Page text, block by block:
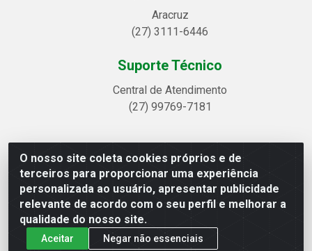
O nosso site coleta cookies próprios e de
terceiros para proporcionar uma experiência
personalizada ao usuário, apresentar publicidade
relevante de acordo com o seu perfil e melhorar a
qualidade do nosso site.
Aceitar Negar não essenciais
Aracruz
(27) 3111-6446
Suporte Técnico
Central de Atendimento
(27) 99769-7181
Linhavix Distribuidora LTDA - Avenida Alegre, 2521 -
Quadra314 Lote 05 e 07 - Shell, Linhares/ES - CEP
29.901-605 - CNPJ 20.857.514/0001-75